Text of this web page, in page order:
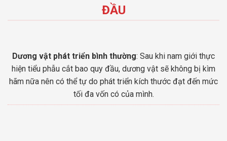
ĐẦU
Dương vật phát triển bình thường: Sau khi nam giới thực
hiện tiểu phẫu cắt bao quy đầu, dương vật sẽ không bị kìm
hãm nữa nên có thể tự do phát triển kích thước đạt đến mức
tối đa vốn có của mình.